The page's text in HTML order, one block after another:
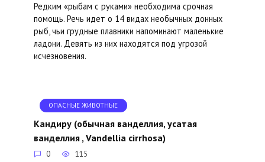
Редким «рыбам с руками» необходима срочная
помощь. Речь идет о 14 видах необычных донных
рыб, чьи грудные плавники напоминают маленькие
ладони. Девять из них находятся под угрозой
исчезновения.
ОПАСНЫЕ ЖИВОТНЫЕ
Кандиру (обычная ванделлия, усатая
ванделлия , Vandellia cirrhosa)
0 115